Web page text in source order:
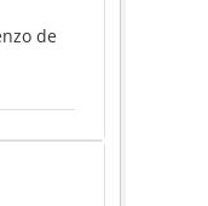
de